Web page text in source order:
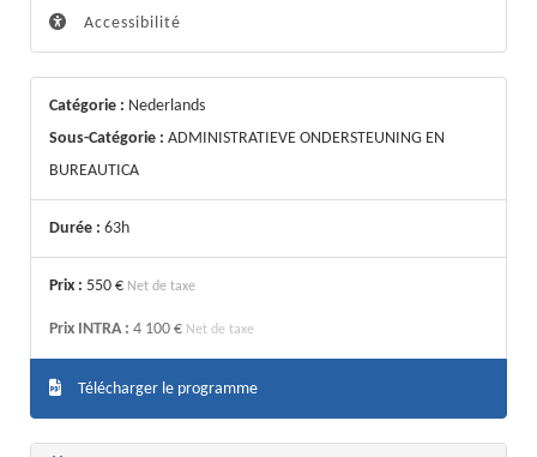
Accessibilité
Catégorie : Nederlands
Sous-Catégorie : ADMINISTRATIEVE ONDERSTEUNING EN
BUREAUTICA
Durée : 63h
Prix : 550 € Net de taxe
Prix INTRA : 4 100 € Net de taxe
Télécharger le programme